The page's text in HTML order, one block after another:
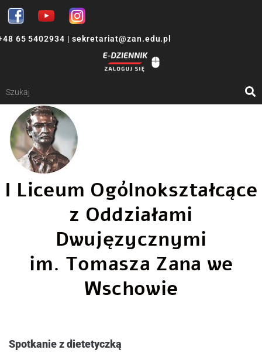
65 5402934 | sekretariat@zan.edu.pl
I Liceum Ogólnokształcące
z Oddziałami
Dwujęzycznymi
im. Tomasza Zana we
Wschowie
Spotkanie z dietetyczką